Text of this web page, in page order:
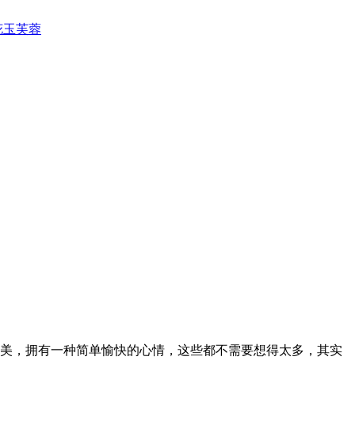
，拥有一种简单愉快的心情，这些都不需要想得太多，其实